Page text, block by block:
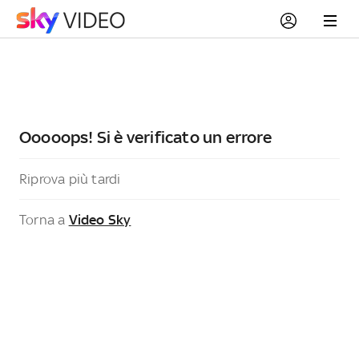
Ooooops! Si è verificato un errore
Riprova più tardi
Torna a Video Sky